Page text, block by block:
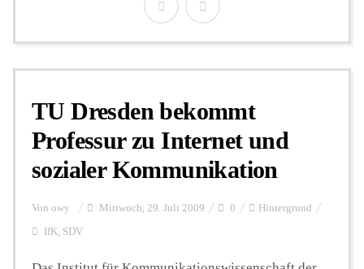
TU Dresden bekommt
Professur zu Internet und
sozialer Kommunikation
Von owy Mittwoch, 29. Juli 2009 0 Hintergrund
IfK, SDV